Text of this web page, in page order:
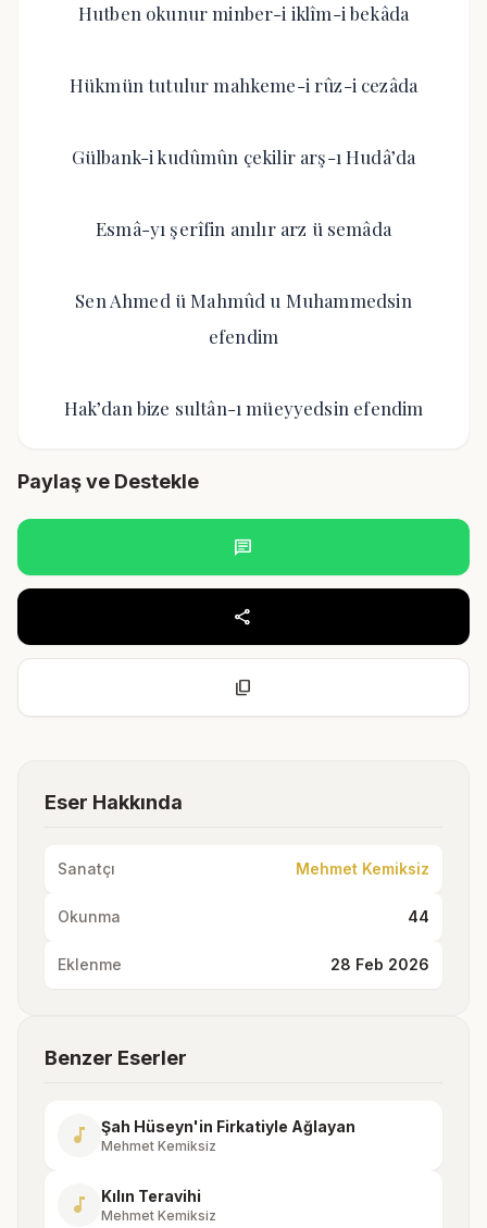
Hutben okunur minber-i iklîm-i bekâda
Hükmün tutulur mahkeme-i rûz-i cezâda
Gülbank-i kudûmûn çekilir arş-ı Hudâ’da
Esmâ-yı şerîfin anılır arz ü semâda
Sen Ahmed ü Mahmûd u Muhammedsin
efendim
Hak’dan bize sultân-ı müeyyedsin efendim
Paylaş ve Destekle
chat
share
content_copy
Eser Hakkında
Sanatçı Mehmet Kemiksiz
Okunma 44
Eklenme 28 Feb 2026
Benzer Eserler
music_note Şah Hüseyn'in Firkatiyle Ağlayan
Mehmet Kemiksiz
music_note Kılın Teravihi
Mehmet Kemiksiz